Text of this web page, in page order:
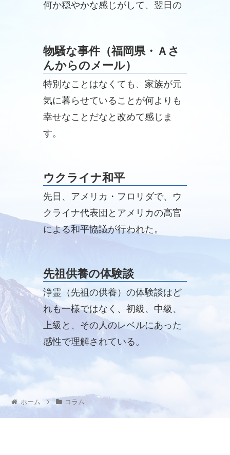
何か穏やかな感じがして、翌日の
物騒な事件（福岡県・Ａさ
んからのメール）
特別なことはなくても、家族が元
気に暮らせていることが何よりも
幸せなことだなと改めて感じま
す。
ウクライナ和平
先日、アメリカ・フロリダで、ウ
クライナ代表団とアメリカの高官
による和平協議が行われた。
先祖供養の体験談
浄霊（先祖の供養）の体験談はど
れも一様ではなく、初級、中級、
上級と、その人のレベルにあった
感性で理解されている。
ホーム コラム